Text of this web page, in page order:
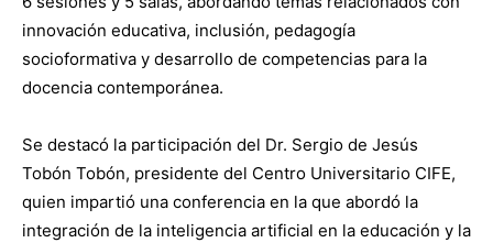
innovación educativa, inclusión, pedagogía
socioformativa y desarrollo de competencias para la
docencia contemporánea.
Se destacó la participación del Dr. Sergio de Jesús
Tobón Tobón, presidente del Centro Universitario CIFE,
quien impartió una conferencia en la que abordó la
integración de la inteligencia artificial en la educación y la